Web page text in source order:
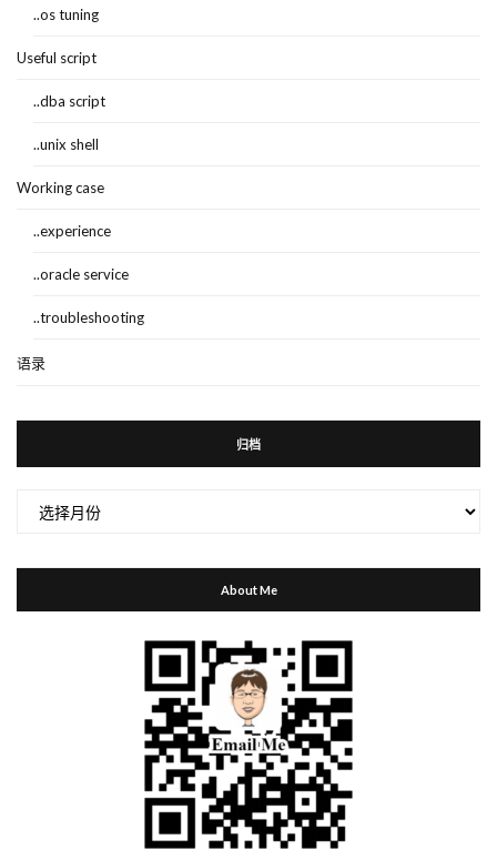
..os tuning
Useful script
..dba script
..unix shell
Working case
..experience
..oracle service
..troubleshooting
语录
归档
About Me